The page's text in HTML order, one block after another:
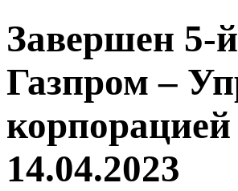
Завершен
Газпром –
корпорацией
14.04.2023